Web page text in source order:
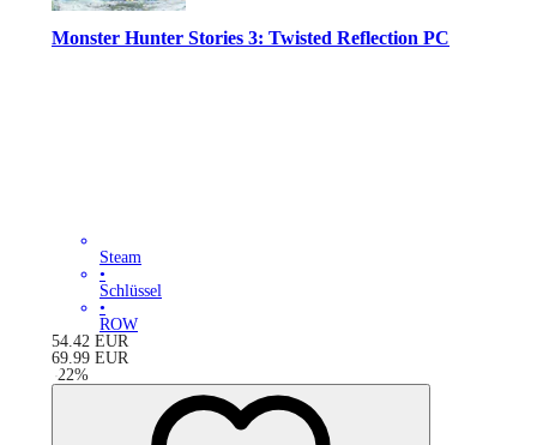
Monster Hunter Stories 3: Twisted Reflection PC
Steam
•
Schlüssel
•
ROW
54.42 EUR
69.99 EUR
-22%